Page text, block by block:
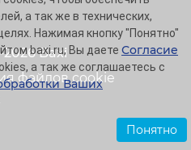
Baxi
файлов cookie
а так же в технических,
Нажимая кнопку "Понятно"
baxi.ru, Вы даете Согласие
а так же соглашаетесь с
Ваших
Понятно